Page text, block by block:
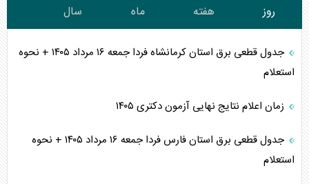
روز هفته ماه سال
جدول قطعی برق استان کرمانشاه فردا جمعه ۱۶ مرداد ۱۴۰۵ + نحوه
استعلام
زمان اعلام نتایج نهایی آزمون دکتری ۱۴۰۵
جدول قطعی برق استان فارس فردا جمعه ۱۶ مرداد ۱۴۰۵ + نحوه
استعلام